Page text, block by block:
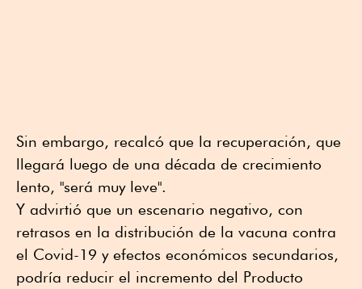
Sin embargo, recalcó que la recuperación, que
llegará luego de una década de crecimiento
lento, "será muy leve".
Y advirtió que un escenario negativo, con
retrasos en la distribución de la vacuna contra
el Covid-19 y efectos económicos secundarios,
podría reducir el incremento del Producto